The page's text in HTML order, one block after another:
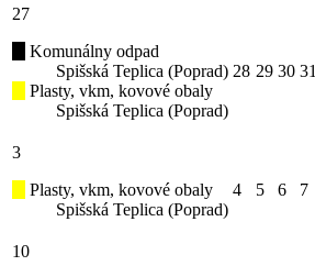
27
Komunálny odpad
Spišská Teplica (Poprad)
Plasty, vkm, kovové obaly
Spišská Teplica (Poprad)
28 29 30 31
3
Plasty, vkm, kovové obaly
Spišská Teplica (Poprad)
4 5 6 7
10